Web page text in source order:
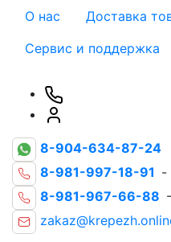
О нас Доставка
Сервис и поддержка
8-904-634-87-24
8-981-997-18-91 -
8-981-967-66-88